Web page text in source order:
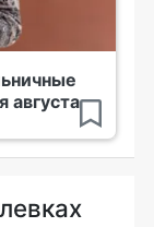
августа